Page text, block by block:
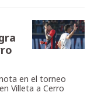
en el torneo
Villeta a Cerro